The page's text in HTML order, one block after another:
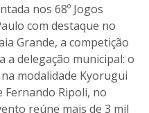
nos 68º Jogos
com destaque no
Grande, a competição
a delegação municipal: o
modalidade Kyorugui
Fernando Ripoli, no
reúne mais de 3 mil